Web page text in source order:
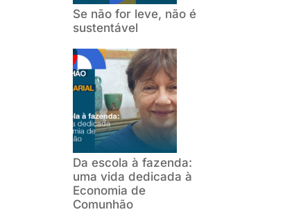
Se não for leve, não é
sustentável
Da escola à fazenda:
uma vida dedicada à
Economia de
Comunhão